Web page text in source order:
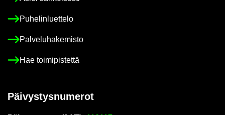
Pu­he­lin­luet­te­lo
Pal­ve­lu­ha­ke­mis­to
Hae toi­mi­pis­tet­tä
Päi­vys­tys­nu­me­rot